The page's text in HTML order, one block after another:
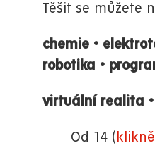
Těšit se můžete
chemie •
robotika •
virtuální realita •
Od 14 (